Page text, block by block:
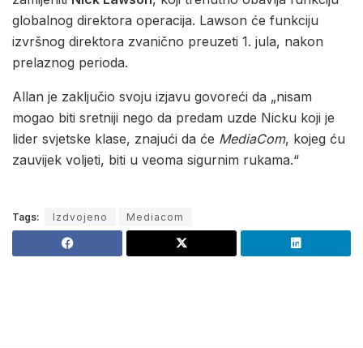
globalnog direktora operacija. Lawson će funkciju
izvršnog direktora zvanično preuzeti 1. jula, nakon
prelaznog perioda.
Allan je zaključio svoju izjavu govoreći da „nisam
mogao biti sretniji nego da predam uzde Nicku koji je
lider svjetske klase, znajući da će MediaCom, kojeg ću
zauvijek voljeti, biti u veoma sigurnim rukama.“
Tags: Izdvojeno Mediacom